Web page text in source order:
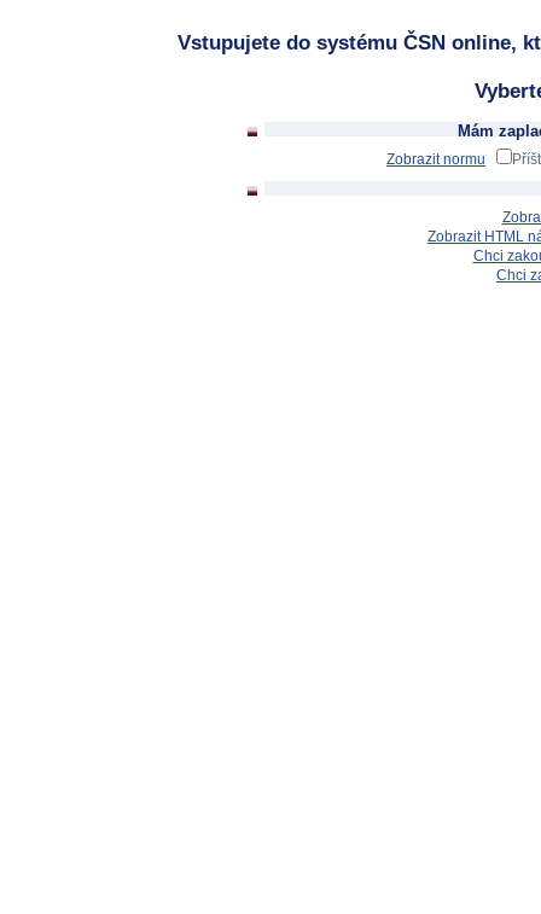
Vstupujete do systému ČSN online,
Mám
Zobrazit normu
Zobrazit HTML
Chci
Chci